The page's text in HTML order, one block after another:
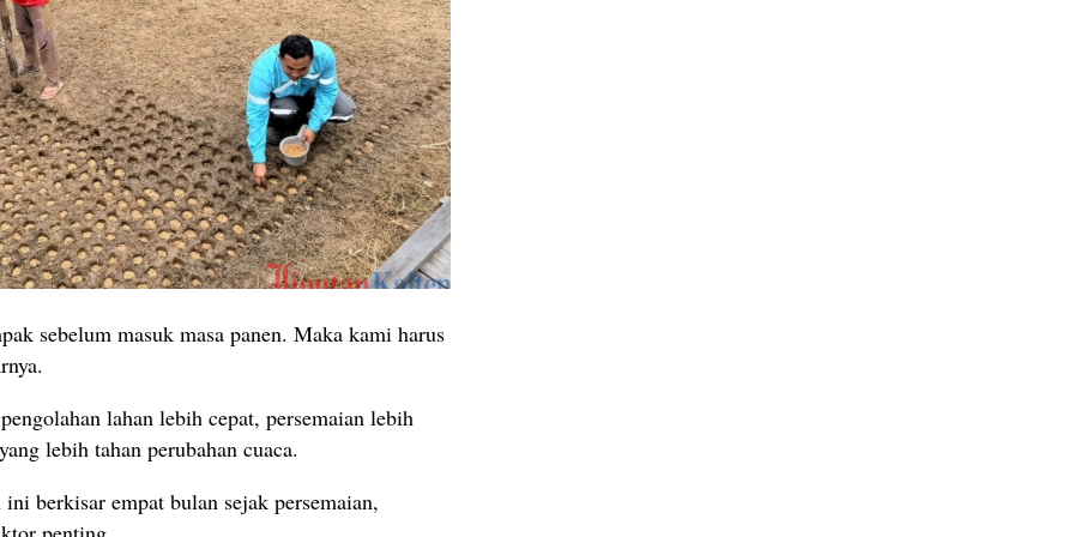
sebelum masuk masa panen. Maka kami harus
lahan lebih cepat, persemaian lebih
lebih tahan perubahan cuaca.
berkisar empat bulan sejak persemaian,